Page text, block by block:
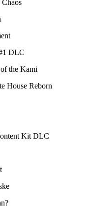
DLC
the Kami
House Reborn
Kit DLC